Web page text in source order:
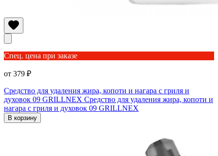
Спец. цена при заказе
от 379 ₽
Средство для удаления жира, копоти и нагара с гриля и
духовок 09 GRILLNEX Средство для удаления жира, копоти и
нагара с гриля и духовок 09 GRILLNEX
В корзину